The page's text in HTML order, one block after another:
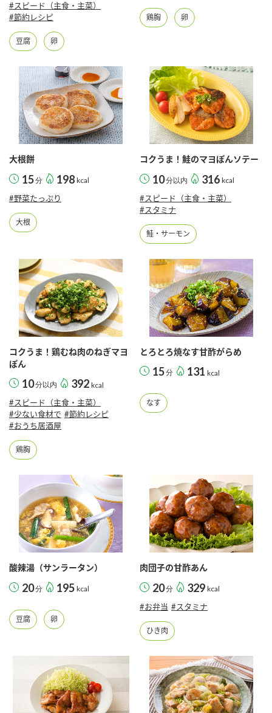
#スピード（主食・主菜）
#節約レシピ
豆腐 卵
鶏胸 卵
大根餅
15分 198 kcal
#野菜たっぷり
大根
コクうま！鮭のマヨぽんソテー
10分以内 316 kcal
#スピード（主食・主菜）
#スタミナ
鮭・サーモン
コクうま！鶏むね肉のねぎマヨ
ぽん
10分以内 392 kcal
#スピード（主食・主菜）
#少ない食材で #節約レシピ
#おうち居酒屋
鶏胸
とろとろ焼なす甘酢がらめ
15分 131 kcal
なす
酸辣湯（サンラータン）
20分 195 kcal
豆腐 卵
肉団子の甘酢あん
20分 329 kcal
#お弁当 #スタミナ
ひき肉